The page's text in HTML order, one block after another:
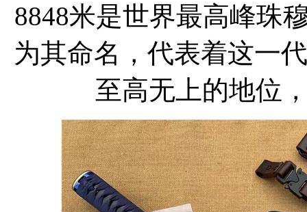
8848米是世界最高峰珠
为其命名，代表着这一
至高无上的地位